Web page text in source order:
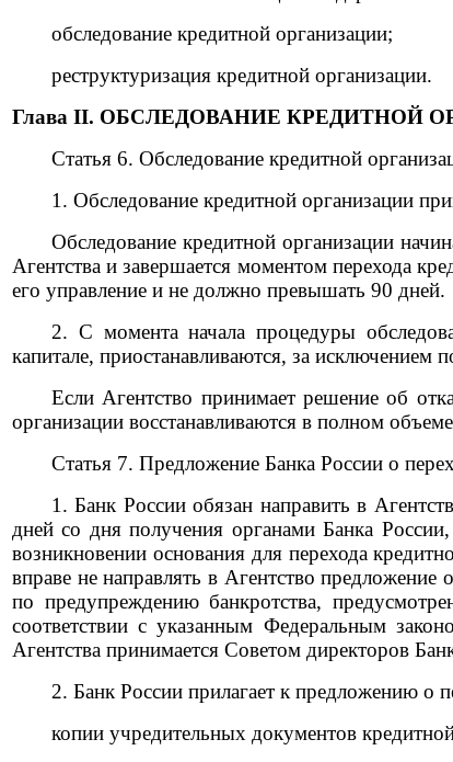
обследование кредитной организации;
реструктуризация кредитной организации.
Глава II. ОБСЛЕДОВАНИЕ КРЕДИТНОЙ
Статья 6. Обследование кредитной
1. Обследование кредитной организации
Обследование кредитной организации
Агентства и завершается моментом перехода
его управление и не должно превышать 90 дней.
2. С момента начала процедуры
капитале, приостанавливаются, за исключением
Если Агентство принимает решение об
организации восстанавливаются в полном
Статья 7. Предложение Банка России о
1. Банк России обязан направить в
дней со дня получения органами Банка
возникновении основания для перехода
вправе не направлять в Агентство предложение
по предупреждению банкротства,
соответствии с указанным Федеральным
Агентства принимается Советом директоров
2. Банк России прилагает к предложению о
копии учредительных документов